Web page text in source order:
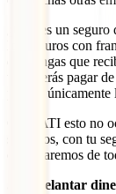
¿Qué es un
los seguros con
que tengas que
tú deberás pagar
pagará únicamente
Con IATI esto no
servicios, con tu
encargaremos de
Sin adelantar